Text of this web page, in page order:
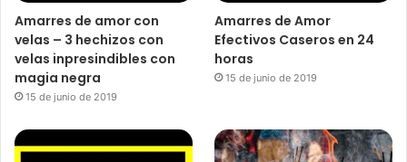
Amarres de amor con
velas – 3 hechizos con
velas inpresindibles con
magia negra
15 de junio de 2019
Amarres de Amor
Efectivos Caseros en 24
horas
15 de junio de 2019